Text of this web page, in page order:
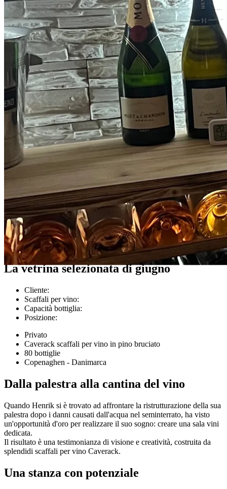
Esempi di clienti
La vetrina selezionata di giugno
Cliente:
Scaffali per vino:
Capacità bottiglia:
Posizione:
Privato
Caverack scaffali per vino in pino bruciato
80 bottiglie
Copenaghen - Danimarca
Dalla palestra alla cantina del vino
Quando Henrik si è trovato ad affrontare la ristrutturazione della sua
palestra dopo i danni causati dall'acqua nel seminterrato, ha visto
un'opportunità d'oro per realizzare il suo sogno: creare una sala vini
dedicata.
Il risultato è una testimonianza di visione e creatività, costruita da
splendidi scaffali per vino Caverack.
Una stanza con potenziale